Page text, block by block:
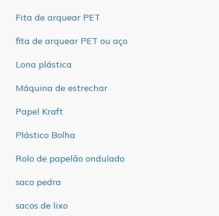
Fita de arquear PET
fita de arquear PET ou aço
Lona plástica
Máquina de estrechar
Papel Kraft
Plástico Bolha
Rolo de papelão ondulado
saco pedra
sacos de lixo